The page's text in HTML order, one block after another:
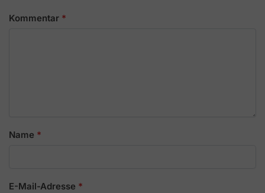
Kommentar *
Name *
E-Mail-Adresse *